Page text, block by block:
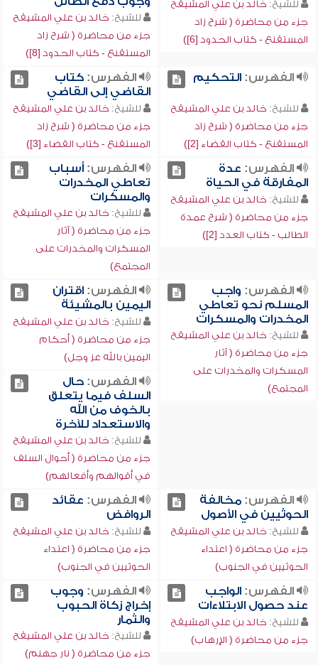
للشيخ: خالد بن علي المشيقح
جزء من محاضرة ( شرح زاد
المستقنع - كتاب الحدود [6])
للشيخ: خالد بن علي المشيقح
جزء من محاضرة ( شرح زاد
المستقنع - كتاب الحدود [8])
الفهرس:التحكيم
للشيخ: خالد بن علي المشيقح
جزء من محاضرة ( شرح زاد
المستقنع - كتاب القضاء [2])
الفهرس:كتاب
القاضي إلى القاضي
للشيخ: خالد بن علي المشيقح
جزء من محاضرة ( شرح زاد
المستقنع - كتاب القضاء [3])
الفهرس: عدة
المفارقة في الحياة
للشيخ: خالد بن علي المشيقح
جزء من محاضرة ( شرح عمدة
الطالب - كتاب العدد [2])
الفهرس:أسباب
تعاطي المخدرات
والمسكرات
للشيخ: خالد بن علي المشيقح
جزء من محاضرة ( آثار
المسكرات والمخدرات على
المجتمع)
الفهرس: واجب
المسلم نحو تعاطي
المخدرات والمسكرات
للشيخ: خالد بن علي المشيقح
جزء من محاضرة ( آثار
المسكرات والمخدرات على
المجتمع)
الفهرس:اقتران
اليمين بالمشيئة
للشيخ: خالد بن علي المشيقح
جزء من محاضرة ( أحكام
اليمين بالله عز وجل)
الفهرس:حال
السلف فيما يتعلق
بالخوف من الله
والاستعداد للآخرة
للشيخ: خالد بن علي المشيقح
جزء من محاضرة ( أحوال السلف
في أقوالهم وأفعالهم)
الفهرس:مخالفة
الحوثيين في الأصول
للشيخ: خالد بن علي المشيقح
جزء من محاضرة ( اعتداء
الحوثيين في الجنوب)
الفهرس: عقائد
الروافض
للشيخ: خالد بن علي المشيقح
جزء من محاضرة ( اعتداء
الحوثيين في الجنوب)
الفهرس:الواجب
عند حصول الابتلاءات
للشيخ: خالد بن علي المشيقح
جزء من محاضرة ( الإرهاب)
الفهرس: وجوب
إخراج زكاة الحبوب
والثمار
للشيخ: خالد بن علي المشيقح
جزء من محاضرة ( نار جهنم)